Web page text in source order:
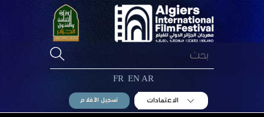
AR
EN
FR
الاعتمادات تسجيل الأفلام